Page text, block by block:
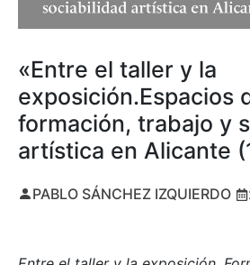
«Entre el taller y la
exposición.Espacios
formación, trabajo y
artística en Alicante
PABLO SÁNCHEZ IZQUIERDO